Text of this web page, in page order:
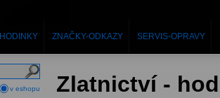
HODINKY ZNAČKY-ODKAZY SERVIS-OPRAVY
Zlatnictví -
v eshopu